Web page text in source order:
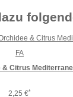
Citrus
2,25 €*
FA